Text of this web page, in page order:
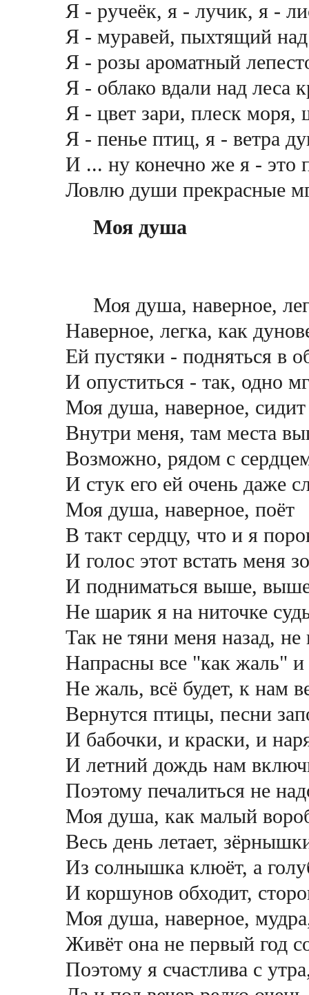
Я - ручеёк, я - лучик, я -
Я - муравей, пыхтящий
Я - розы ароматный
Я - облако вдали над леса
Я - цвет зари, плеск
Я - пенье птиц, я - ветра
И ... ну конечно же я - это
Ловлю души прекрасные
Моя душа
Моя душа, наверное,
Наверное, легка, как
Ей пустяки - подняться в
И опуститься - так, одно
Моя душа, наверное, сидит
Внутри меня, там места
Возможно, рядом с
И стук его ей очень даже
Моя душа, наверное, поёт
В такт сердцу, что и я
И голос этот встать меня
И подниматься выше,
Не шарик я на ниточке
Так не тяни меня назад,
Напрасны все "как жаль"
Не жаль, всё будет, к нам
Вернутся птицы, песни
И бабочки, и краски, и
И летний дождь нам
Поэтому печалиться не
Моя душа, как малый
Весь день летает,
Из солнышка клюёт, а
И коршунов обходит,
Моя душа, наверное,
Живёт она не первый год
Поэтому я счастлива с